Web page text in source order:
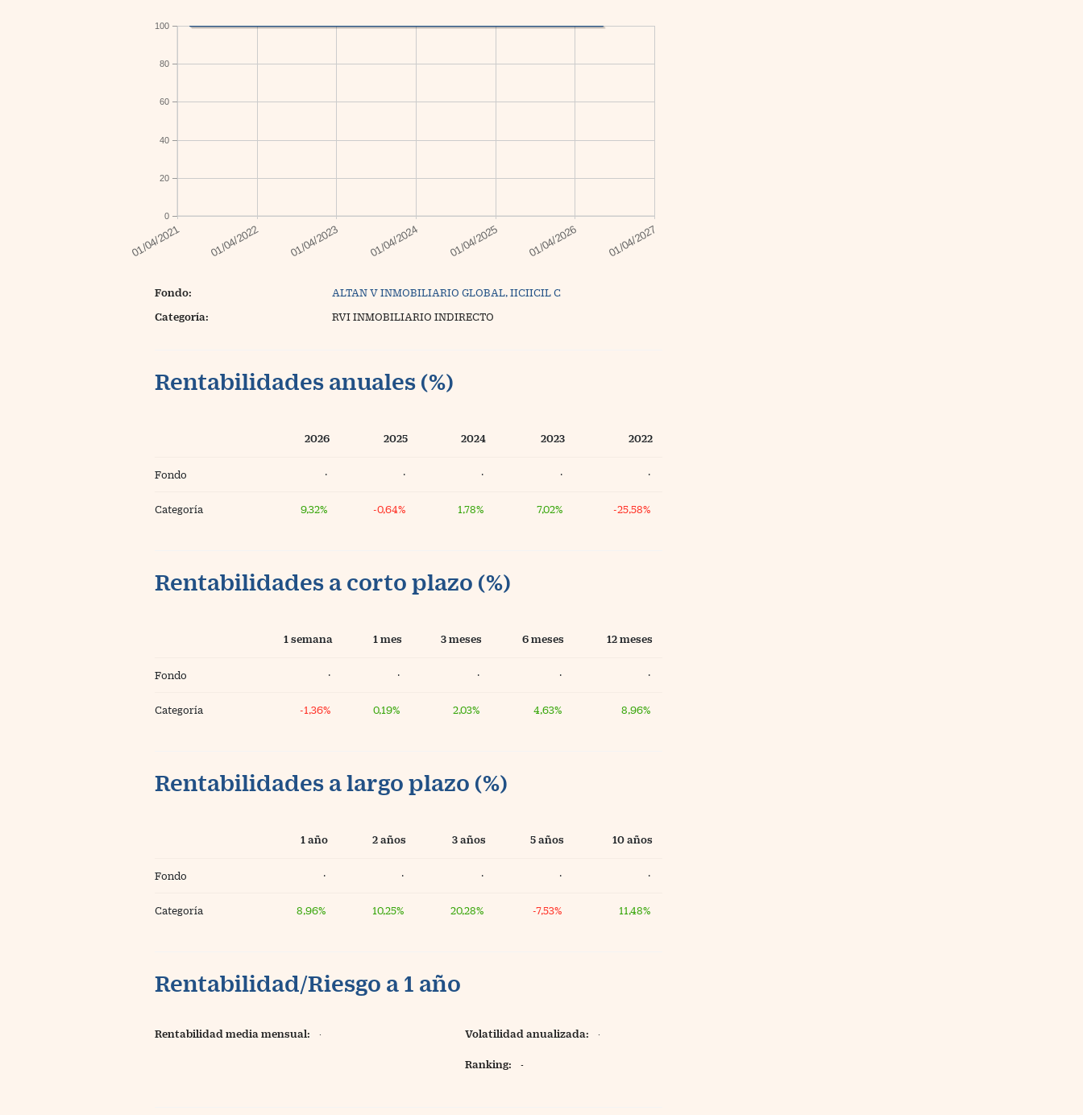
0
20
40
60
80
100
Fondo: ALTAN V INMOBILIARIO GLOBAL, IICIICIL C
Categoría: RVI INMOBILIARIO INDIRECTO
Rentabilidades anuales (%)
2026 2025 2024 2023 2022
Fondo · · · · ·
Categoría 9,32% -0,64% 1,78% 7,02% -25,58%
Rentabilidades a corto plazo (%)
1 semana 1 mes 3 meses 6 meses 12 meses
Fondo · · · · ·
Categoría -1,36% 0,19% 2,03% 4,63% 8,96%
Rentabilidades a largo plazo (%)
1 año 2 años 3 años 5 años 10 años
Fondo · · · · ·
Categoría 8,96% 10,25% 20,28% -7,53% 11,48%
Rentabilidad/Riesgo a 1 año
Rentabilidad media mensual: · Volatilidad anualizada: ·
Ranking: -